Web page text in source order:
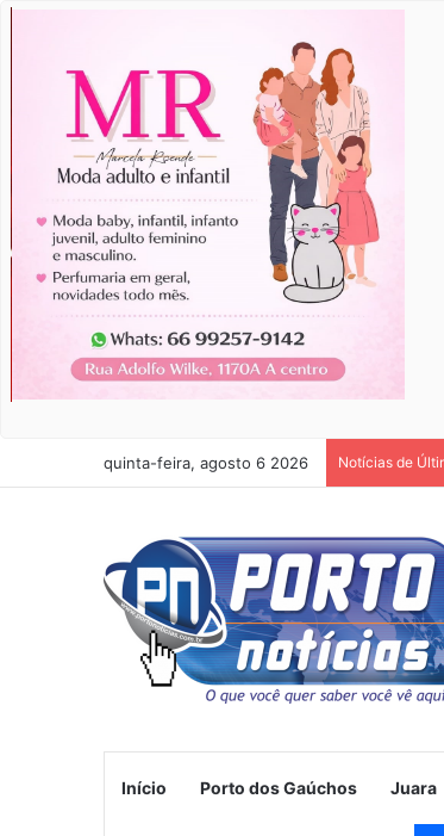
quinta-feira, agosto 6 2026 Notícias de
Início Porto dos Gaúchos Juara